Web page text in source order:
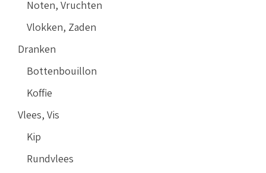
Noten, Vruchten
Vlokken, Zaden
Dranken
Bottenbouillon
Koffie
Vlees, Vis
Kip
Rundvlees